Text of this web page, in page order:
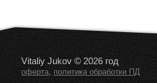
Vitaliy Jukov © 2026 год